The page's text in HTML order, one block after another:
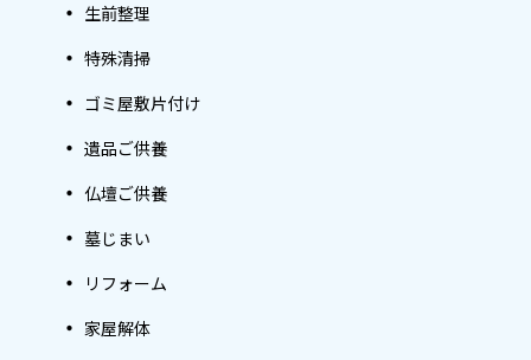
生前整理
特殊清掃
ゴミ屋敷片付け
遺品ご供養
仏壇ご供養
墓じまい
リフォーム
家屋解体